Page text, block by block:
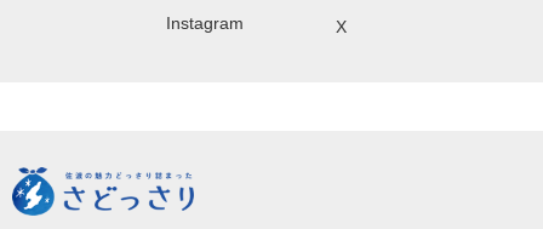
Instagram X